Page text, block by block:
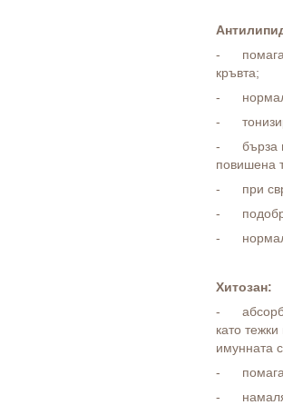
- помага
кръвта;
-
-
- бърза
повишена
- при
-
-
Хитозан:
-
като
имунната
- помага
-